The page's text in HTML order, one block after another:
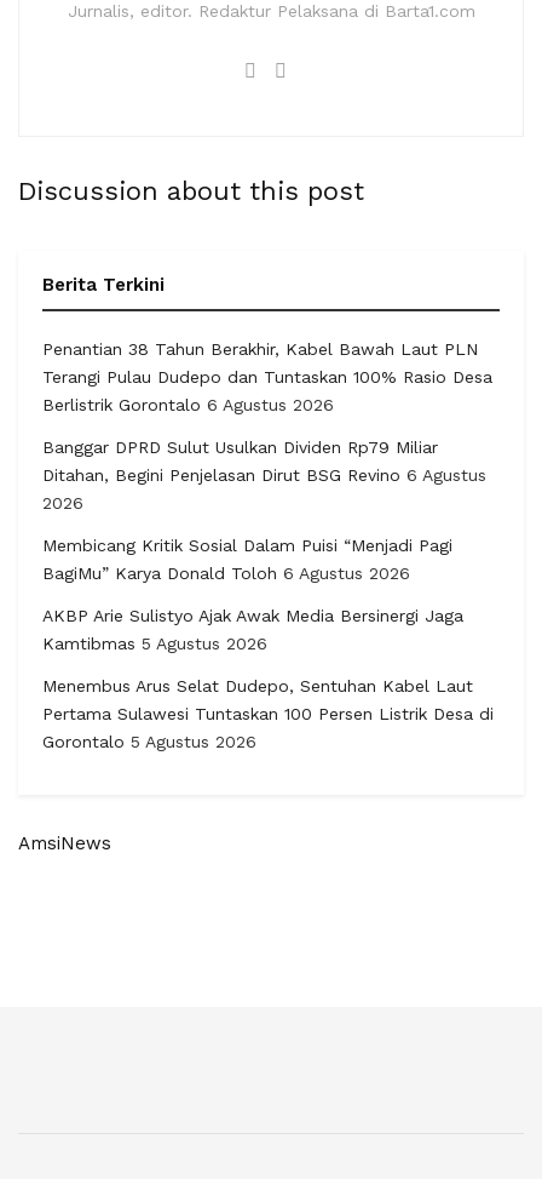
Jurnalis, editor. Redaktur Pelaksana di Barta1.com
Discussion about this post
Berita Terkini
Penantian 38 Tahun Berakhir, Kabel Bawah Laut PLN
Terangi Pulau Dudepo dan Tuntaskan 100% Rasio Desa
Berlistrik Gorontalo 6 Agustus 2026
Banggar DPRD Sulut Usulkan Dividen Rp79 Miliar
Ditahan, Begini Penjelasan Dirut BSG Revino 6 Agustus
2026
Membicang Kritik Sosial Dalam Puisi “Menjadi Pagi
BagiMu” Karya Donald Toloh 6 Agustus 2026
AKBP Arie Sulistyo Ajak Awak Media Bersinergi Jaga
Kamtibmas 5 Agustus 2026
Menembus Arus Selat Dudepo, Sentuhan Kabel Laut
Pertama Sulawesi Tuntaskan 100 Persen Listrik Desa di
Gorontalo 5 Agustus 2026
AmsiNews